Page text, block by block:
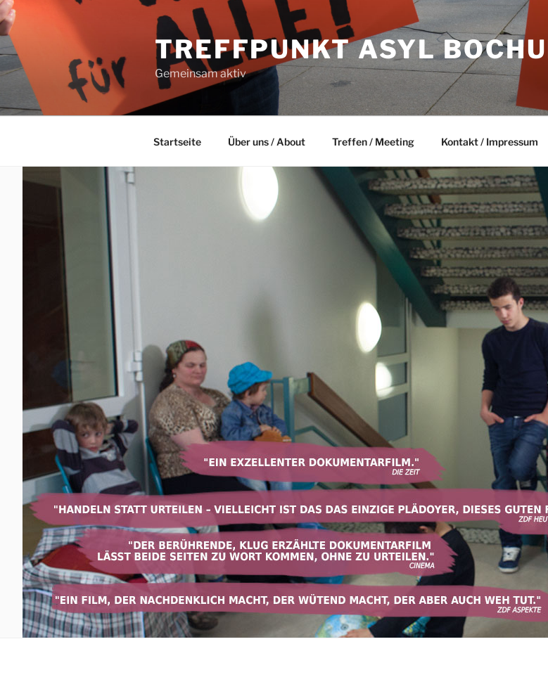
Zum
Inhalt
springen
TREFFPUNKT ASYL
Gemeinsam aktiv
Startseite Über uns / About Treffen / Meeting Kontakt / Impressum